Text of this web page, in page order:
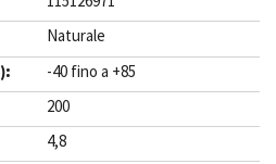
Naturale
-40 fino a +85
200
4,8